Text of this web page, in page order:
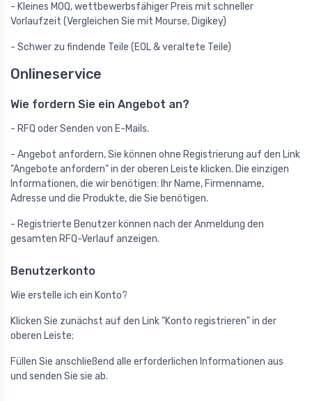
- Kleines MOQ, wettbewerbsfähiger Preis mit schneller
Vorlaufzeit (Vergleichen Sie mit Mourse, Digikey)
- Schwer zu findende Teile (EOL & veraltete Teile)
Onlineservice
Wie fordern Sie ein Angebot an?
- RFQ oder Senden von E-Mails.
- Angebot anfordern, Sie können ohne Registrierung auf den Link
"Angebote anfordern" in der oberen Leiste klicken. Die einzigen
Informationen, die wir benötigen: Ihr Name, Firmenname,
Adresse und die Produkte, die Sie benötigen.
- Registrierte Benutzer können nach der Anmeldung den
gesamten RFQ-Verlauf anzeigen.
Benutzerkonto
Wie erstelle ich ein Konto?
Klicken Sie zunächst auf den Link "Konto registrieren" in der
oberen Leiste;
Füllen Sie anschließend alle erforderlichen Informationen aus
und senden Sie sie ab.